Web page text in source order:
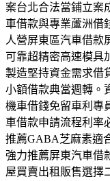
案台北合法當鋪立案
車借款與專業蘆洲借
人營屏東區汽車借款
可靠超精密高速模具
製造堅持資金需求借
小額借款典當週轉。
機車借錢免留車利專
車借款申請流程利率
推薦GABA芝麻素適
強力推薦屏東汽車借
屋買賣出租販售選擇